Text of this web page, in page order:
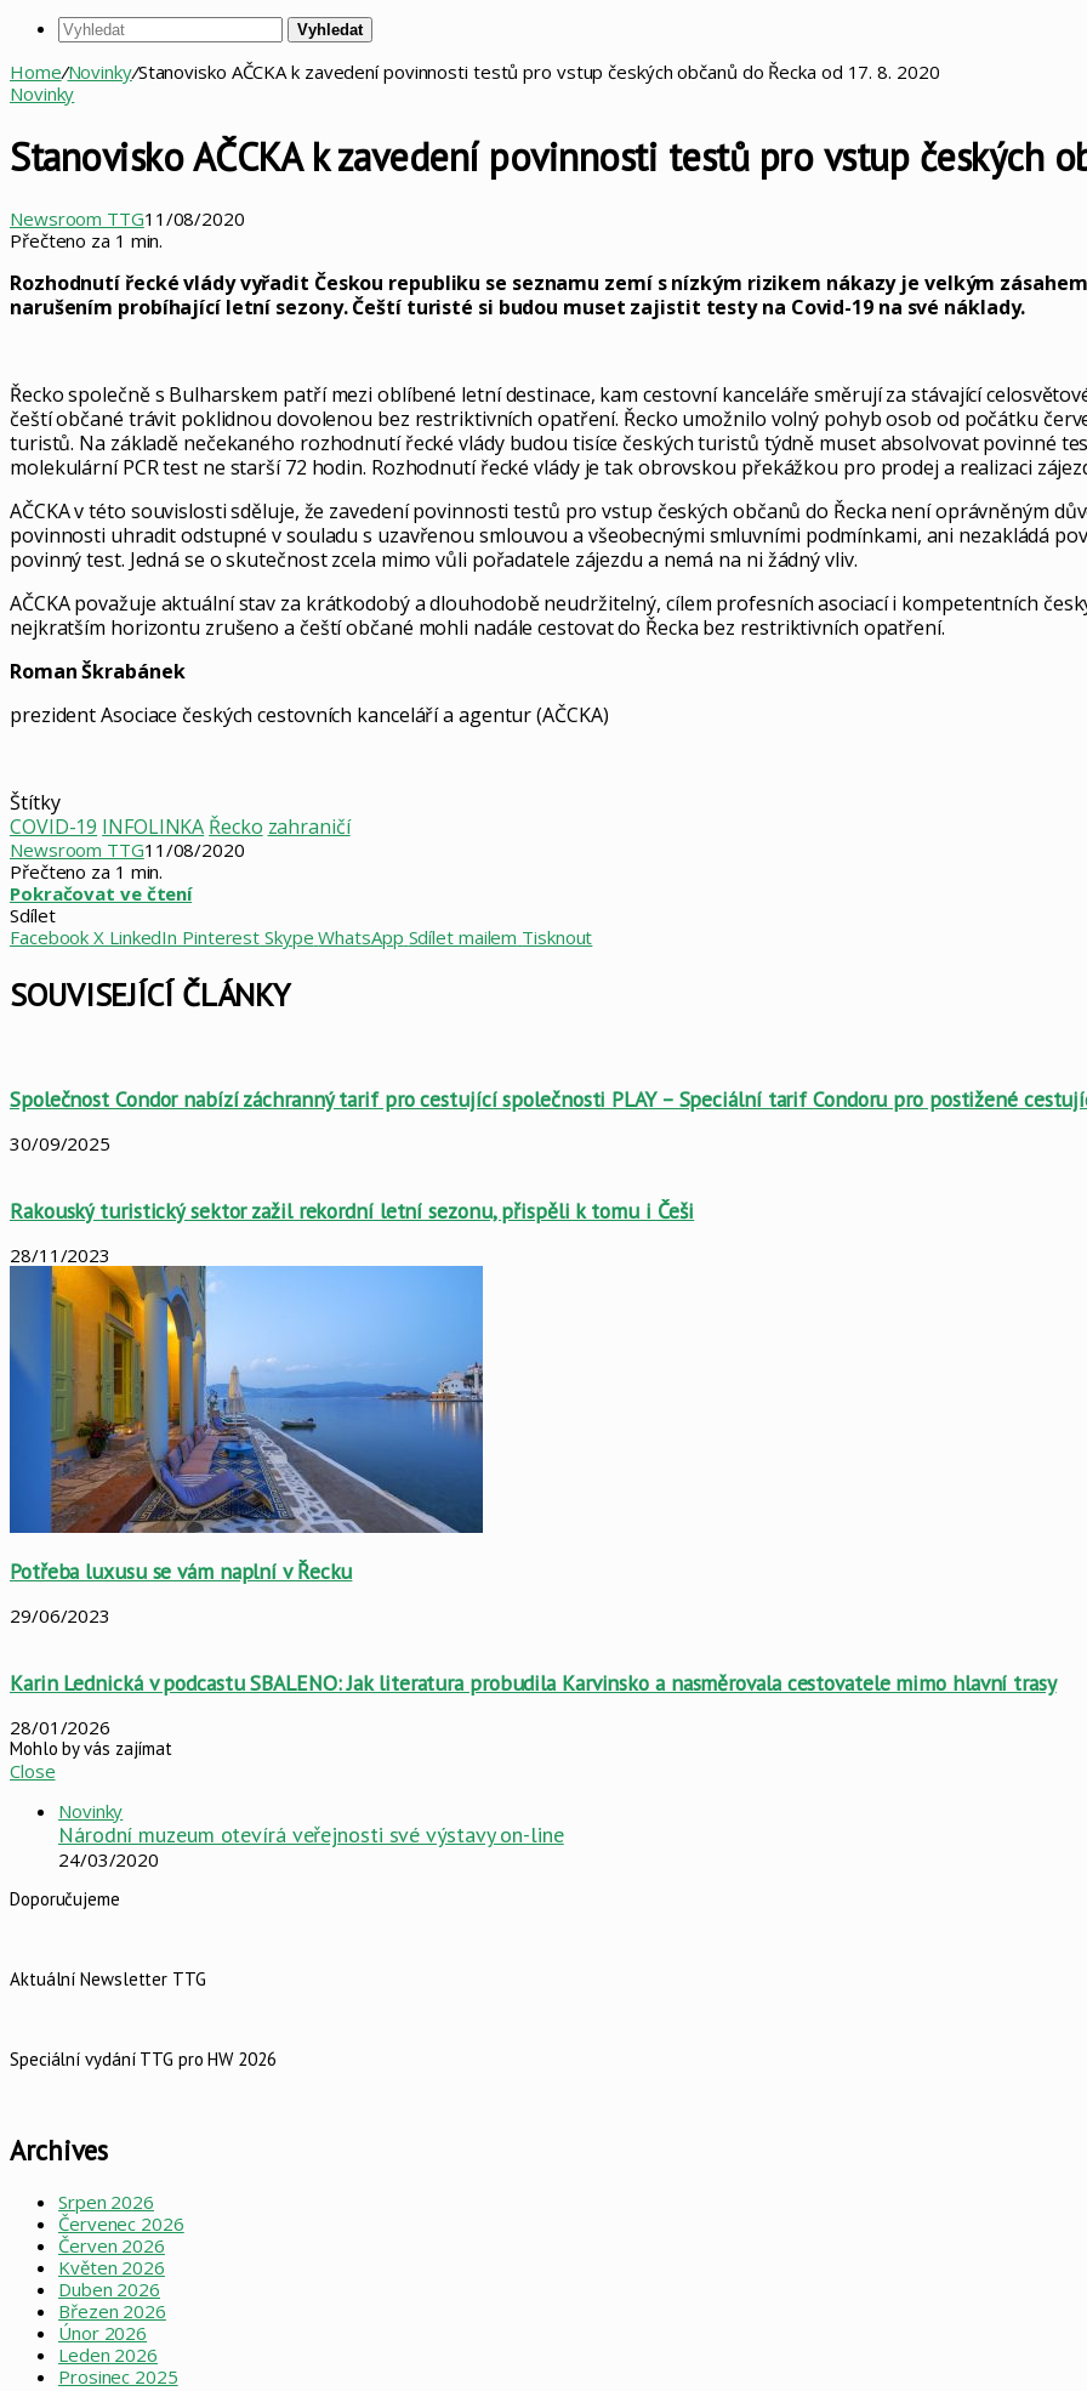
Vyhledat
Home/Novinky/Stanovisko AČCKA k zavedení povinnosti testů pro vstup českých občanů do Řecka od 17. 8. 2020
Novinky
Stanovisko AČCKA k zavedení povinnosti testů pro vstup českých
Newsroom TTG11/08/2020
Přečteno za 1 min.
Rozhodnutí řecké vlády vyřadit Českou republiku se seznamu zemí s nízkým rizikem nákazy je velkým
narušením probíhající letní sezony. Čeští turisté si budou muset zajistit testy na Covid-19 na své náklady.
Řecko společně s Bulharskem patří mezi oblíbené letní destinace, kam cestovní kanceláře směrují za stávající
čeští občané trávit poklidnou dovolenou bez restriktivních opatření. Řecko umožnilo volný pohyb osob od počátku
turistů. Na základě nečekaného rozhodnutí řecké vlády budou tisíce českých turistů týdně muset absolvovat povinné
molekulární PCR test ne starší 72 hodin. Rozhodnutí řecké vlády je tak obrovskou překážkou pro prodej a realizaci
AČCKA v této souvislosti sděluje, že zavedení povinnosti testů pro vstup českých občanů do Řecka není oprávněným
povinnosti uhradit odstupné v souladu s uzavřenou smlouvou a všeobecnými smluvními podmínkami, ani nezakládá
povinný test. Jedná se o skutečnost zcela mimo vůli pořadatele zájezdu a nemá na ni žádný vliv.
AČCKA považuje aktuální stav za krátkodobý a dlouhodobě neudržitelný, cílem profesních asociací i kompetentních
nejkratším horizontu zrušeno a čeští občané mohli nadále cestovat do Řecka bez restriktivních opatření.
Roman Škrabánek
prezident Asociace českých cestovních kanceláří a agentur (AČCKA)
Štítky
COVID-19 INFOLINKA Řecko zahraničí
Newsroom TTG11/08/2020
Přečteno za 1 min.
Pokračovat ve čtení
Sdílet
Facebook X LinkedIn Pinterest Skype WhatsApp Sdílet mailem Tisknout
SOUVISEJÍCÍ ČLÁNKY
Společnost Condor nabízí záchranný tarif pro cestující společnosti PLAY – Speciální tarif Condoru pro postižené
30/09/2025
Rakouský turistický sektor zažil rekordní letní sezonu, přispěli k tomu i Češi
28/11/2023
Potřeba luxusu se vám naplní v Řecku
29/06/2023
Karin Lednická v podcastu SBALENO: Jak literatura probudila Karvinsko a nasměrovala cestovatele mimo hlavní trasy
28/01/2026
Mohlo by vás zajímat
Close
Novinky
Národní muzeum otevírá veřejnosti své výstavy on-line
24/03/2020
Doporučujeme
Aktuální Newsletter TTG
Speciální vydání TTG pro HW 2026
Archives
Srpen 2026
Červenec 2026
Červen 2026
Květen 2026
Duben 2026
Březen 2026
Únor 2026
Leden 2026
Prosinec 2025